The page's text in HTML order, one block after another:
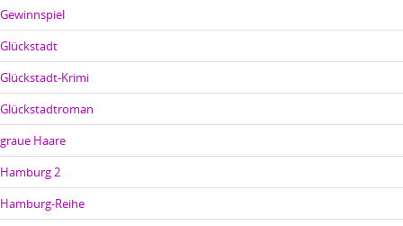
Gewinnspiel
Glückstadt
Glückstadt-Krimi
Glückstadtroman
graue Haare
Hamburg 2
Hamburg-Reihe